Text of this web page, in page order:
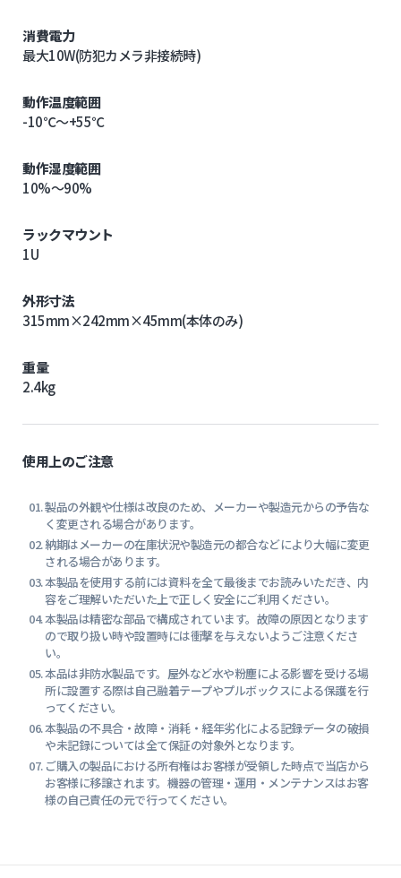
消費電力
最大10W(防犯カメラ非接続時)
動作温度範囲
-10℃～+55℃
動作湿度範囲
10%～90%
ラックマウント
1U
外形寸法
315mm×242mm×45mm(本体のみ)
重量
2.4kg
使用上のご注意
製品の外観や仕様は改良のため、メーカーや製造元からの予告な
く変更される場合があります。
納期はメーカーの在庫状況や製造元の都合などにより大幅に変更
される場合があります。
本製品を使用する前には資料を全て最後までお読みいただき、内
容をご理解いただいた上で正しく安全にご利用ください。
本製品は精密な部品で構成されています。故障の原因となります
ので取り扱い時や設置時には衝撃を与えないようご注意くださ
い。
本品は非防水製品です。屋外など水や粉塵による影響を受ける場
所に設置する際は自己融着テープやプルボックスによる保護を行
ってください。
本製品の不具合・故障・消耗・経年劣化による記録データの破損
や未記録については全て保証の対象外となります。
ご購入の製品における所有権はお客様が受領した時点で当店から
お客様に移譲されます。機器の管理・運用・メンテナンスはお客
様の自己責任の元で行ってください。